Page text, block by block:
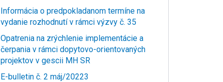
Informácia o predpokladanom termíne na
vydanie rozhodnutí v rámci výzvy č. 35
Opatrenia na zrýchlenie implementácie a
čerpania v rámci dopytovo-orientovaných
projektov v gescii MH SR
E-bulletin č. 2 máj/20223